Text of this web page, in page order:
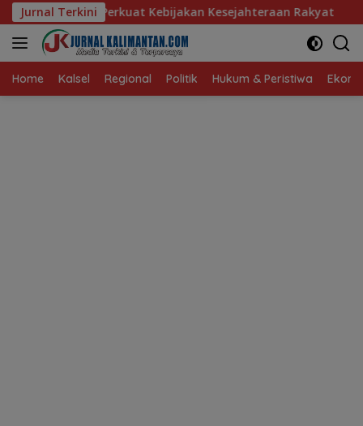
Langsung
ke
konten
Jurnal Terkini
Kebijakan Kesejahteraan Rakyat Baru 10 Persen,
Home Kalsel Regional Politik Hukum & Peristiwa